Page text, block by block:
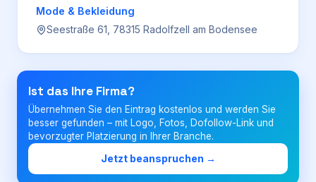
Für Firmen
Login
Firma eintragen
Mode & Bekleidung
Seestraße 61, 78315 Radolfzell am Bodensee
Ist das Ihre Firma?
Übernehmen Sie den Eintrag kostenlos und werden Sie
besser gefunden – mit Logo, Fotos, Dofollow-Link und
bevorzugter Platzierung in Ihrer Branche.
Jetzt beanspruchen →